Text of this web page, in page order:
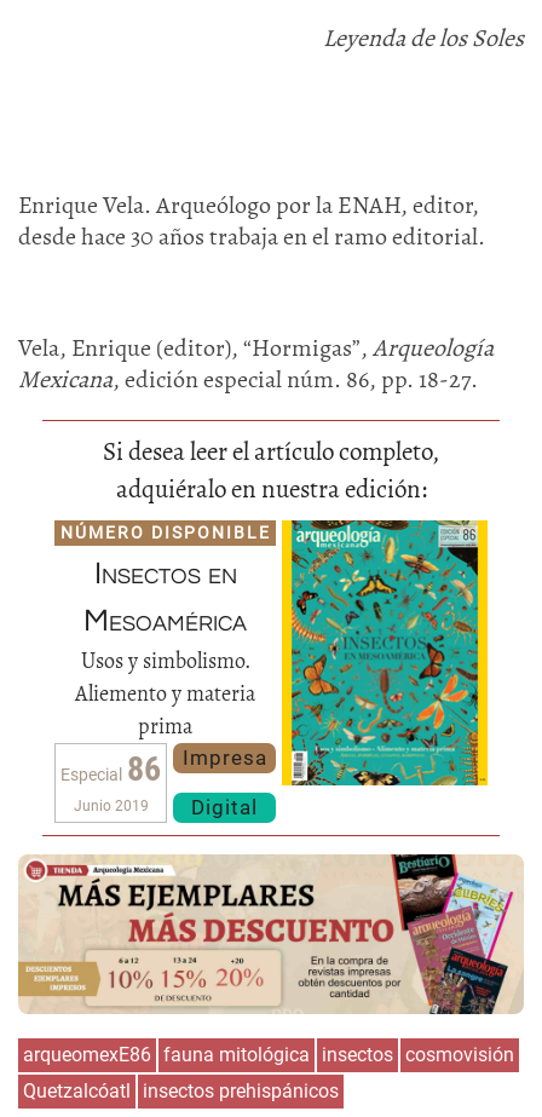
Leyenda de los Soles
Enrique Vela. Arqueólogo por la ENAH, editor,
desde hace 30 años trabaja en el ramo editorial.
Vela, Enrique (editor), “Hormigas”,Arqueología
Mexicana, edición especial núm. 86, pp. 18-27.
Si desea leer el artículo completo,
adquiéralo en nuestra edición:
NÚMERO DISPONIBLE
Insectos en
Mesoamérica
Usos y simbolismo.
Aliemento y materia
prima
Especial 86
Junio 2019
Impresa
Digital
arqueomexE86 fauna mitológica insectos cosmovisión
Quetzalcóatl
insectos prehispánicos